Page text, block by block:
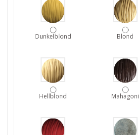
Dunkelblond Blond
Hellblond Mahagoni